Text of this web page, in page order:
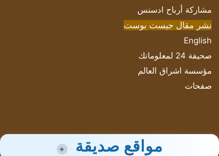
مشاركة أرباح ادسنس
نشر مقال جيست بوست
English
صحيفة 24 لمعلوماتك
مؤسسة اشراق العالم
صفحات
مواقع صديقة +